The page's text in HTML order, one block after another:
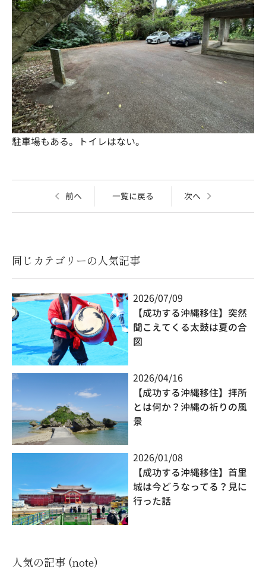
駐車場もある。トイレはない。
前へ 一覧に戻る 次へ
同じカテゴリーの人気記事
2026/07/09
【成功する沖縄移住】突然
聞こえてくる太鼓は夏の合
図
2026/04/16
【成功する沖縄移住】拝所
とは何か？沖縄の祈りの風
景
2026/01/08
【成功する沖縄移住】首里
城は今どうなってる？見に
行った話
人気の記事 (note)